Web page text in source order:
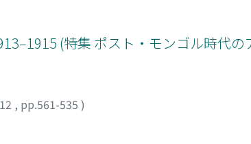
to provide troops from the yoruk in Rumeli
control the yoruk in Rumeli as a unified whole
service, the discourse that the yoruk in
to the Balkan Peninsula was promoted. And
of conquerors.
as the mansab system and the aristocracy
mansab system in 1573/4 to the death of
system by surveying the office of bahsi in
a list of the holders of the offices thereby
the title holder's mansab, official career, and
First, the term of the bahsi-an-i 'izam was
In other words, a correlation between
(特集 ポスト・モンゴル時代
, pp.561-535 )